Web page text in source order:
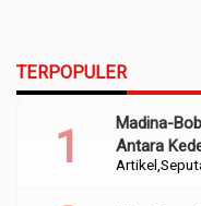
TERPOPULER
Artikel
Madina-
Antara